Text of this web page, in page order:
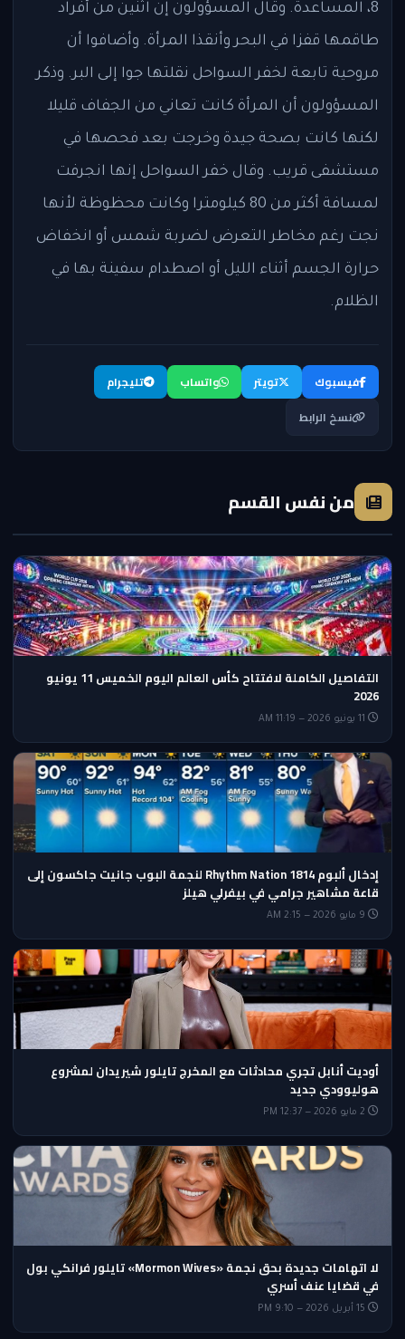
8، المساعدة. وقال المسؤولون إن اثنين من أفراد
طاقمها قفزا في البحر وأنقذا المرأة. وأضافوا أن
مروحية تابعة لخفر السواحل نقلتها جوا إلى البر. وذكر
المسؤولون أن المرأة كانت تعاني من الجفاف قليلا
لكنها كانت بصحة جيدة وخرجت بعد فحصها في
مستشفى قريب. وقال خفر السواحل إنها انجرفت
لمسافة أكثر من 80 كيلومترا وكانت محظوظة لأنها
نجت رغم مخاطر التعرض لضربة شمس أو انخفاض
حرارة الجسم أثناء الليل أو اصطدام سفينة بها في
الظلام.
فيسبوك تويتر واتساب
تليجرام
نسخ الرابط
من نفس القسم
التفاصيل الكاملة لافتتاح كأس العالم اليوم الخميس 11 يونيو
2026
إدخال ألبوم Rhythm Nation 1814 لنجمة البوب جانيت جاكسون إلى
قاعة مشاهير جرامي في بيفرلي هيلز
أوديت أنابل تجري محادثات مع المخرج تايلور شيريدان لمشروع
هوليوودي جديد
لا اتهامات جديدة بحق نجمة «Mormon Wives» تايلور فرانكي بول
في قضايا عنف أسري